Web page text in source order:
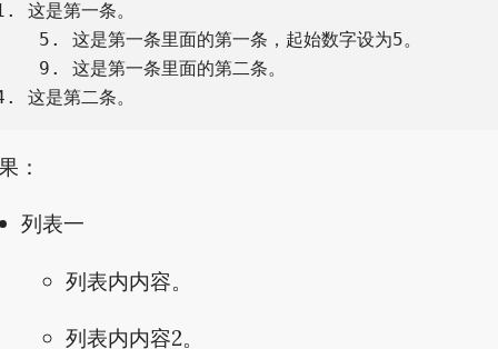
这是第一条。
5. 这是第一条里面的第一条，起始数字设为5。
9. 这是第一条里面的第二条。
：
列表一
列表内内容。
列表内内容2。